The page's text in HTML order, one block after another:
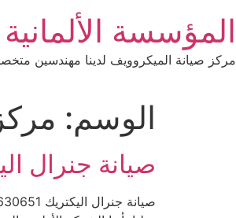
content
المؤسسة الألمانية
مركز صيانة الميكروويف لدينا مهندسين
الوسم:
صيانة جنرال اليكتريك